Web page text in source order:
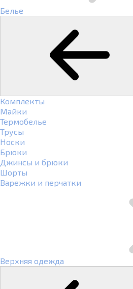
Белье
Комплекты
Майки
Термобелье
Трусы
Носки
Брюки
Джинсы и брюки
Шорты
Варежки и перчатки
Верхняя одежда